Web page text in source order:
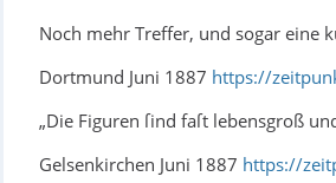
Noch mehr Treffer, und sogar eine
Dortmund Juni 1887 https://
„Die Figuren ſind faſt lebensgroß
Gelsenkirchen Juni 1887 https://